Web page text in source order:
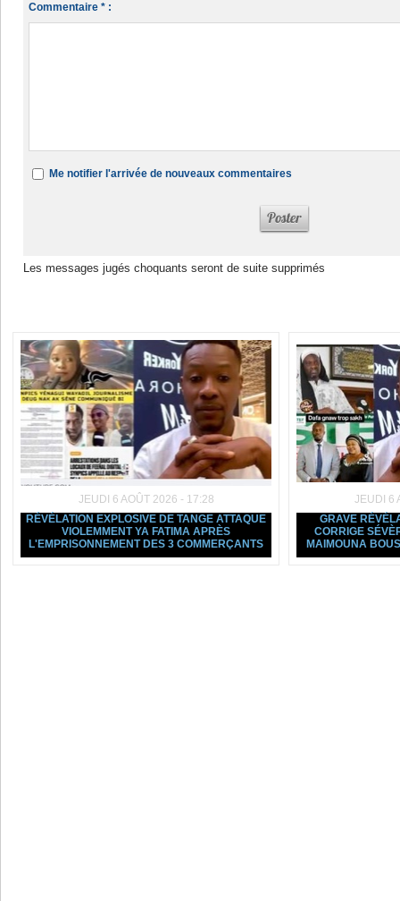
Commentaire * :
Me notifier l'arrivée de nouveaux commentaires
Les messages jugés choquants seront de suite supprimés
JEUDI 6 AOÛT 2026 - 17:28
RÉVÉLATION EXPLOSIVE DE TANGE ATTAQUE
VIOLEMMENT YA FATIMA APRÈS
L'EMPRISONNEMENT DES 3 COMMERÇANTS
JEUDI 6
GRAVE
CORRIGE
MAIMOUNA